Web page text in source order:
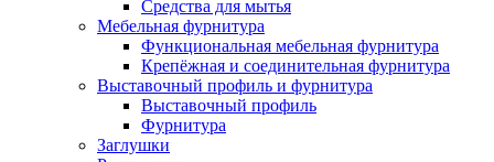
Средства для мытья
Мебельная фурнитура
Функциональная мебельная фурнитура
Крепёжная и соединительная фурнитура
Выставочный профиль и фурнитура
Выставочный профиль
Фурнитура
Заглушки